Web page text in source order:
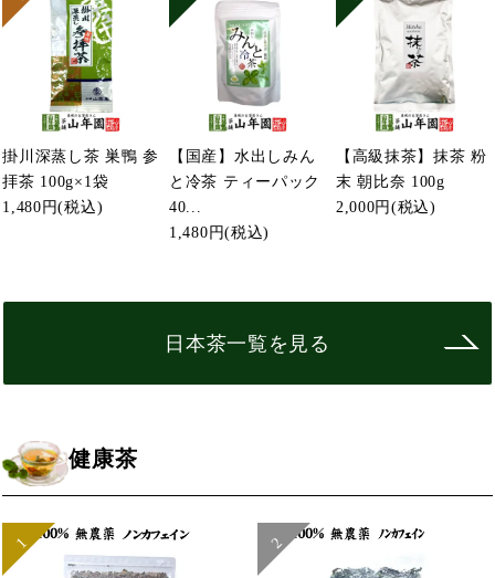
掛川深蒸し茶 巣鴨 参
拝茶 100g×1袋
1,480円(税込)
【国産】水出しみん
と冷茶 ティーパック
40...
1,480円(税込)
【高級抹茶】抹茶 粉
末 朝比奈 100g
2,000円(税込)
日本茶一覧を見る
健康茶